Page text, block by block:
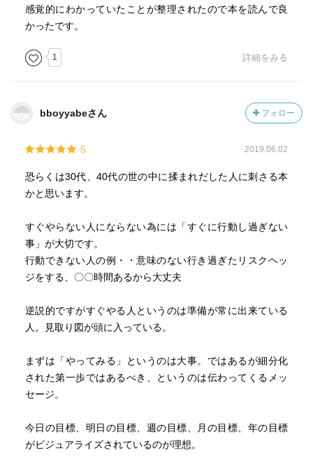
感覚的にわかっていたことが整理されたので本を読んで良
かったです。
1 詳細をみる
bboyyabeさん フォロー
5 2019.06.02
恐らくは30代、40代の世の中に揉まれだした人に刺さる本
かと思います。
すぐやらない人にならない為には「すぐに行動し過ぎない
事」が大切です。
行動できない人の例・・意味のない行き過ぎたリスクヘッ
ジをする、〇〇時間あるから大丈夫
逆説的ですがすぐやる人というのは準備が常に出来ている
人。見取り図が頭に入っている。
まずは「やってみる」というのは大事。ではあるが細分化
された第一歩ではあるべき、というのは伝わってくるメッ
セージ。
今日の目標、明日の目標、週の目標、月の目標、年の目標
がビジュアライズされているのが理想。